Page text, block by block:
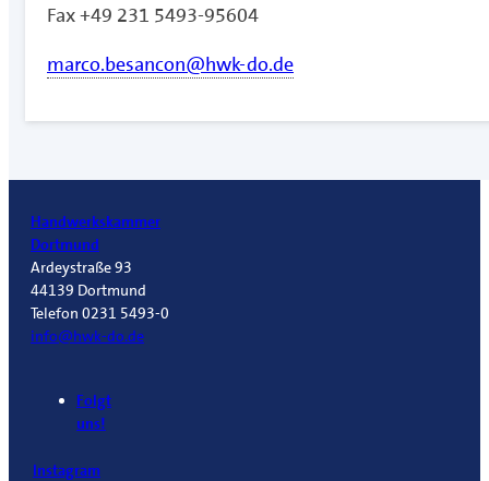
Fax +49 231 5493-95604
marco.besancon@hwk-do.de
Handwerkskammer
Dortmund
Ardeystraße 93
44139 Dortmund
Telefon 0231 5493-0
info@hwk-do.de
Folgt
uns!
Instagram